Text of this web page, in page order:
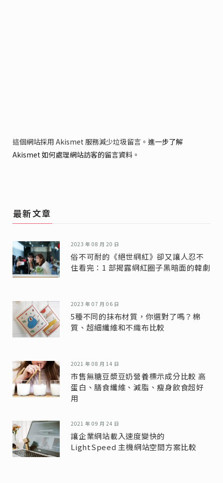
這個網站採用 Akismet 服務減少垃圾留言。 進一步了解
Akismet 如何處理網站訪客的留言資料 。
最新文章
2023 年 08 月 20 日
俗不可耐的《絕世網紅》卻又讓人忍不
住看完：1 部揭露網紅圈子黑暗面的韓劇
2023 年 07 月 06 日
5種不同的抹布材質，你選對了嗎？棉
質、超細纖維和不織布比較
2021 年 08 月 14 日
市售無糖豆漿豆奶營養標示成分比較 高
蛋白、膳食纖維、減脂、瘦身飲食超好
用
2021 年 09 月 24 日
讓企業網站載入速度變快的
LightSpeed 主機網站空間方案比較